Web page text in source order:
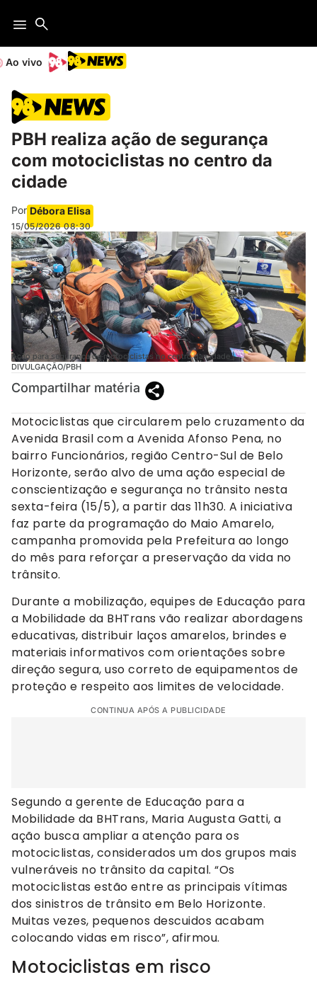
Ao vivo
PBH realiza ação de segurança
com motociclistas no centro da
cidade
Por Débora Elisa
15/05/2026 08:30
Ação para segurança de motociclistas no centro da cidade |
DIVULGAÇÃO/PBH
Compartilhar matéria
Motociclistas que circularem pelo cruzamento da
Avenida Brasil com a Avenida Afonso Pena, no
bairro Funcionários, região Centro-Sul de Belo
Horizonte, serão alvo de uma ação especial de
conscientização e segurança no trânsito nesta
sexta-feira (15/5), a partir das 11h30. A iniciativa
faz parte da programação do Maio Amarelo,
campanha promovida pela Prefeitura ao longo
do mês para reforçar a preservação da vida no
trânsito.
Durante a mobilização, equipes de Educação para
a Mobilidade da BHTrans vão realizar abordagens
educativas, distribuir laços amarelos, brindes e
materiais informativos com orientações sobre
direção segura, uso correto de equipamentos de
proteção e respeito aos limites de velocidade.
CONTINUA APÓS A PUBLICIDADE
Segundo a gerente de Educação para a
Mobilidade da BHTrans, Maria Augusta Gatti, a
ação busca ampliar a atenção para os
motociclistas, considerados um dos grupos mais
vulneráveis no trânsito da capital. “Os
motociclistas estão entre as principais vítimas
dos sinistros de trânsito em Belo Horizonte.
Muitas vezes, pequenos descuidos acabam
colocando vidas em risco”, afirmou.
Motociclistas em risco